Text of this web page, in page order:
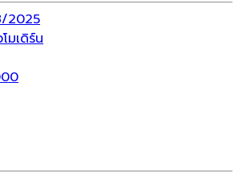
2025
โมเดิร์น